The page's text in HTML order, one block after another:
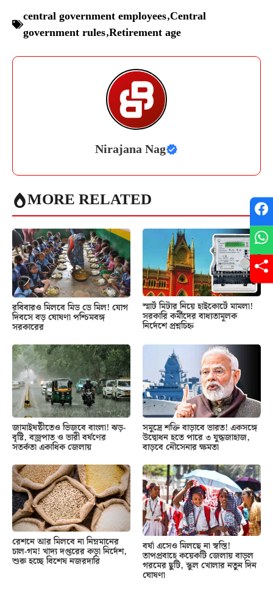
central government employees,Central
government rules,Retirement age
Nirajana Nag
MORE RELATED
রবিবারও মিলবে মিড ডে মিল! যোগ
দিবসে বড় ঘোষণা পশ্চিমবঙ্গ
সরকারের
স্মার্ট মিটার নিয়ে হাইকোর্টে মামলা!
সরকারি কর্মীদের বাধ্যতামূলক
নির্দেশে প্রশ্নচিহ্ন
জামাইষষ্ঠীতেও ভিজবে বাংলা! ঝড়-
বৃষ্টি, বজ্রপাত ও ভারী বর্ষণের
সতর্কতা একাধিক জেলায়
সমুদ্রে শক্তি বাড়াবে ভারত! একসঙ্গে
উদ্বোধন হতে পারে ৩ যুদ্ধজাহাজ,
বাড়বে নৌসেনার ক্ষমতা
রেশনে আর মিলবে না নিম্নমানের
চাল-গম! খাদ্য দপ্তরের কড়া নির্দেশ,
শুরু হচ্ছে বিশেষ নজরদারি
বর্ষা এসেও মিলছে না স্বস্তি!
তাপপ্রবাহে কয়েকটি জেলায় বাড়ল
গরমের ছুটি, স্কুল খোলার নতুন দিন
ঘোষণা